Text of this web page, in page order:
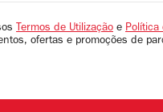
Termos de Utilização e Política
ofertas e promoções de